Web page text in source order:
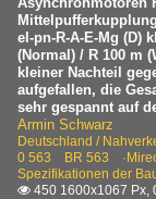
el-pn-R-A-E-Mg (D)
(Normal) / R 100 m
kleiner Nachteil
aufgefallen, die
sehr gespannt auf
Armin Schwarz
Deutschland /
0 563 BR 563 ·Mireo
Spezifikationen der
 450 1600x1067 Px,